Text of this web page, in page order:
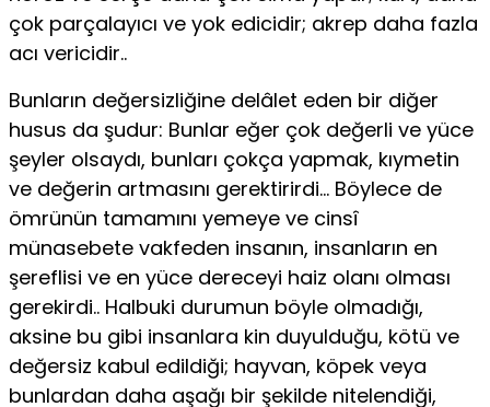
çok parçalayıcı ve yok edicidir; akrep daha fazla
acı vericidir..
Bunların değersizliğine delâlet eden bir diğer
husus da şudur: Bunlar eğer çok değerli ve yüce
şeyler olsaydı, bunları çokça yapmak, kıymetin
ve değerin artmasını gerektirirdi… Böylece de
ömrünün tamamını yemeye ve cinsî
münasebete vakfeden insanın, insanların en
şereflisi ve en yüce dereceyi haiz olanı olması
gerekirdi.. Halbuki durumun böyle olmadığı,
aksine bu gibi insanlara kin duyulduğu, kötü ve
değersiz kabul edildiği; hayvan, köpek veya
bunlardan daha aşağı bir şekilde nitelendiği,